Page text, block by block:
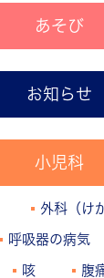
あそび
お知らせ
小児科
外科（け
呼吸器の病気
咳 腹